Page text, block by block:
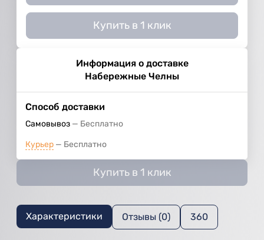
Купить в 1 клик
Информация о доставке
Набережные Челны
Способ доставки
Самовывоз Бесплатно
Курьер Бесплатно
Купить в 1 клик
Характеристики Отзывы (0) 360